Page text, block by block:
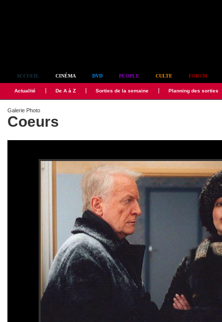
ACCUEIL CINÉMA DVD PEOPLE CULTE FORUM
Actualité De A à Z Sorties de la semaine Planning des sorties
Galerie Photo
Coeurs